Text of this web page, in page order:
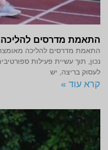
התאמת מדרסים
התאמת מדרסים להליכה
נכון, תוך עשיית פעילות
לעסוק בריצה, יש
קרא עוד »